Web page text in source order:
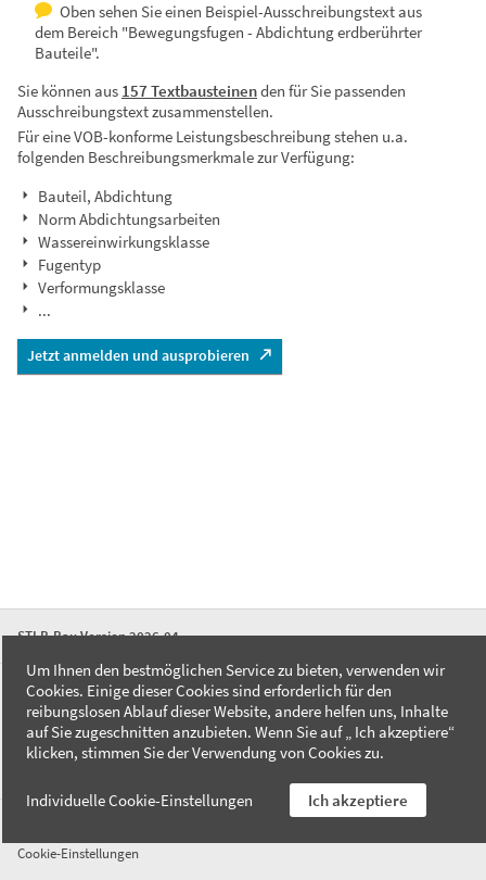
Oben sehen Sie einen Beispiel-Ausschreibungstext aus
dem Bereich "Bewegungsfugen - Abdichtung erdberührter
Bauteile".
Sie können aus 157 Textbausteinenden für Sie passenden
Ausschreibungstext zusammenstellen.
Für eine VOB-konforme Leistungsbeschreibung stehen u.a.
folgenden Beschreibungsmerkmale zur Verfügung:
Bauteil, Abdichtung
Norm Abdichtungsarbeiten
Wassereinwirkungsklasse
Fugentyp
Verformungsklasse
...
Jetzt anmelden und ausprobieren
STLB-Bau Version 2026-04
FAQ
Kontakt
Datenschutzerklärung
Cookie-Einstellungen
Um Ihnen den bestmöglichen Service zu bieten, verwenden wir
Cookies. Einige dieser Cookies sind erforderlich für den
reibungslosen Ablauf dieser Website, andere helfen uns, Inhalte
auf Sie zugeschnitten anzubieten. Wenn Sie auf „ Ich akzeptiere“
klicken, stimmen Sie der Verwendung von Cookies zu.
Individuelle Cookie-Einstellungen Ich akzeptiere